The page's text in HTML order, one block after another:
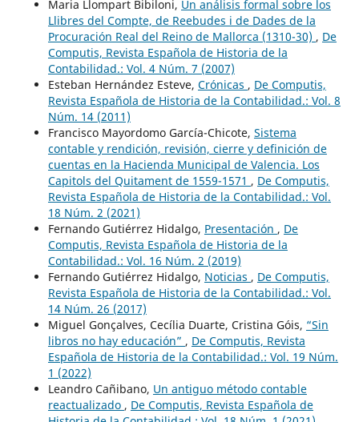
Maria Llompart Bibiloni, Un análisis formal sobre los
Llibres del Compte, de Reebudes i de Dades de la
Procuración Real del Reino de Mallorca (1310-30) , De
Computis, Revista Española de Historia de la
Contabilidad.: Vol. 4 Núm. 7 (2007)
Esteban Hernández Esteve, Crónicas , De Computis,
Revista Española de Historia de la Contabilidad.: Vol. 8
Núm. 14 (2011)
Francisco Mayordomo García-Chicote, Sistema
contable y rendición, revisión, cierre y definición de
cuentas en la Hacienda Municipal de Valencia. Los
Capitols del Quitament de 1559-1571 , De Computis,
Revista Española de Historia de la Contabilidad.: Vol.
18 Núm. 2 (2021)
Fernando Gutiérrez Hidalgo, Presentación , De
Computis, Revista Española de Historia de la
Contabilidad.: Vol. 16 Núm. 2 (2019)
Fernando Gutiérrez Hidalgo, Noticias , De Computis,
Revista Española de Historia de la Contabilidad.: Vol.
14 Núm. 26 (2017)
Miguel Gonçalves, Cecília Duarte, Cristina Góis, “Sin
libros no hay educación” , De Computis, Revista
Española de Historia de la Contabilidad.: Vol. 19 Núm.
1 (2022)
Leandro Cañibano, Un antiguo método contable
reactualizado , De Computis, Revista Española de